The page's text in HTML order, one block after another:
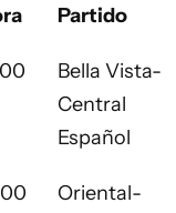
Partido
Bella Vista-
Central
Español
Oriental-